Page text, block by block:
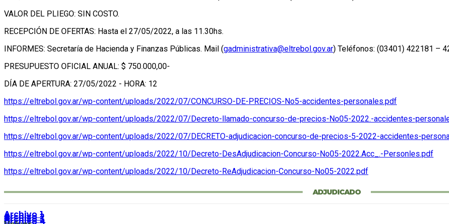
VALOR DEL PLIEGO: SIN COSTO.
RECEPCIÓN DE OFERTAS: Hasta el 27/05/2022, a las 11.30hs.
INFORMES: Secretaría de Hacienda y Finanzas Públicas. Mail (gadministrativa@eltrebol.gov.ar) Teléfonos: (03401) 422181 –
PRESUPUESTO OFICIAL ANUAL: $ 750.000,00-
DÍA DE APERTURA: 27/05/2022 - HORA: 12
https://eltrebol.gov.ar/wp-content/uploads/2022/07/CONCURSO-DE-PRECIOS-No5-accidentes-personales.pdf
https://eltrebol.gov.ar/wp-content/uploads/2022/07/Decreto-llamado-concurso-de-precios-No05-2022.-accidentes-
https://eltrebol.gov.ar/wp-content/uploads/2022/07/DECRETO-adjudicacion-concurso-de-precios-5-2022-accidentes-
https://eltrebol.gov.ar/wp-content/uploads/2022/10/Decreto-DesAdjudicacion-Concurso-No05-2022.Acc_.-Personles.pdf
https://eltrebol.gov.ar/wp-content/uploads/2022/10/Decreto-ReAdjudicacion-Concurso-No05-2022.pdf
ADJUDICADO
Archivo 1
Archivo 2
Archivo 3
Archivo 4